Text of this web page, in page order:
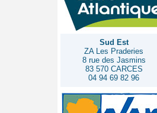
Sud Est
ZA Les Praderies
8 rue des Jasmins
83 570 CARCES
04 94 69 82 96